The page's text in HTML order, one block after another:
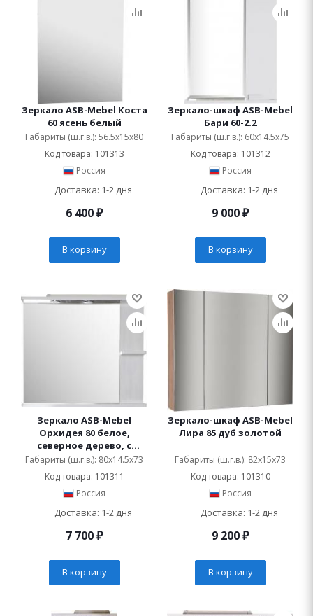
Зеркало ASB-Mebel Коста
60 ясень белый
Габариты (ш.г.в.): 56.5x15x80
Код товара: 101313
Россия
Доставка: 1-2 дня
6 400₽
В корзину
Зеркало-шкаф ASB-Mebel
Бари 60-2.2
Габариты (ш.г.в.): 60x14.5x75
Код товара: 101312
Россия
Доставка: 1-2 дня
9 000₽
В корзину
Зеркало ASB-Mebel
Орхидея 80 белое,
северное дерево, с
подсветкой
Габариты (ш.г.в.): 80x14.5x73
Код товара: 101311
Россия
Доставка: 1-2 дня
7 700₽
В корзину
Зеркало-шкаф ASB-Mebel
Лира 85 дуб золотой
Габариты (ш.г.в.): 82x15x73
Код товара: 101310
Россия
Доставка: 1-2 дня
9 200₽
В корзину